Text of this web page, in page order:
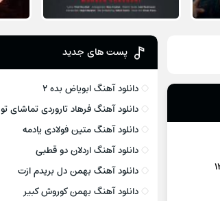
پست های جدید
دانلود آهنگ ابویاض بده ۲
دانلود آهنگ فرهاد تاروردی تماشای تو
دانلود آهنگ متین فولادی یادمه
دانلود آهنگ اردلان دو قطبی
دانلود آهنگ بهمن دل بریدم ازت
دانلود آهنگ بهمن کوروش کبیر